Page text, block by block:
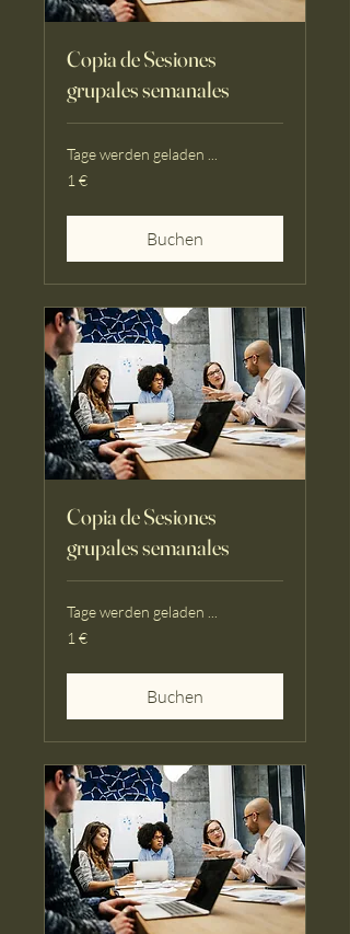
Copia de Sesiones
grupales semanales
Tage werden geladen ...
1
Euro
1 €
Buchen
Copia de Sesiones
grupales semanales
Tage werden geladen ...
1
Euro
1 €
Buchen